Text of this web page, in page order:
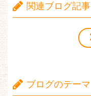
関連ブログ記事
ブログのテーマ